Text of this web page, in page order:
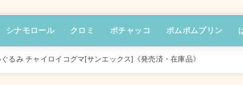
シナモロール クロミ ポチャッコ ポムポムプリン
るみ チャイロイコグマ[サンエックス]《発売済・在庫品》